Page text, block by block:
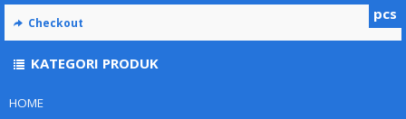
HOME
pcs
Checkout
KATEGORI PRODUK